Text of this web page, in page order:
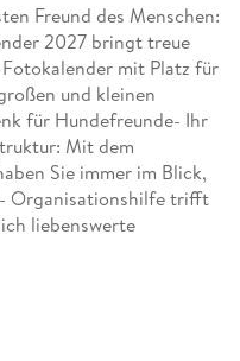
Freund des Menschen:
2027 bringt treue
mit Platz für
und kleinen
für Hundefreunde- Ihr
Mit dem
Sie immer im Blick,
Organisationshilfe trifft
liebenswerte